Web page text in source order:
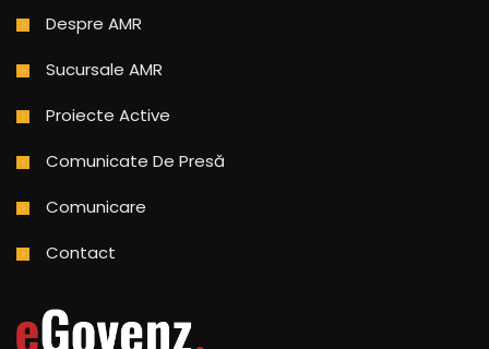
Despre AMR
Sucursale AMR
Proiecte Active
Comunicate De Presă
Comunicare
Contact